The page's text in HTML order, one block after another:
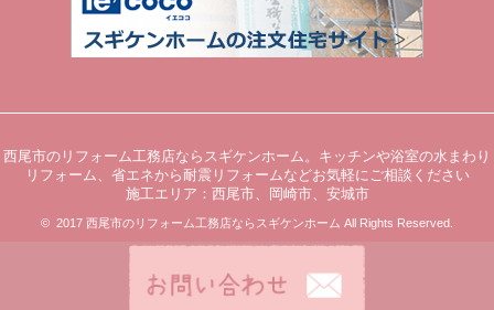
西尾市のリフォーム工務店ならスギケンホーム。キッチンや浴室の水まわり
リフォーム、省エネから耐震リフォームなどお気軽にご相談ください
施工エリア：西尾市、岡崎市、安城市
© 2017 西尾市のリフォーム工務店ならスギケンホーム All Rights Reserved.